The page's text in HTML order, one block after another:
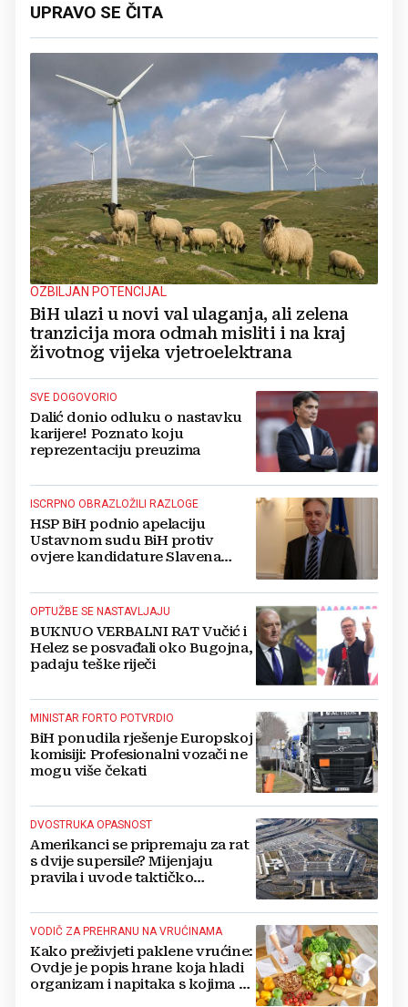
UPRAVO SE ČITA
OZBILJAN POTENCIJAL
BiH ulazi u novi val ulaganja, ali zelena
tranzicija mora odmah misliti i na kraj
životnog vijeka vjetroelektrana
SVE DOGOVORIO
Dalić donio odluku o nastavku
karijere! Poznato koju
reprezentaciju preuzima
ISCRPNO OBRAZLOŽILI RAZLOGE
HSP BiH podnio apelaciju
Ustavnom sudu BiH protiv
ovjere kandidature Slavena
OPTUŽBE SE NASTAVLJAJU
BUKNUO VERBALNI RAT Vučić i
Helez se posvađali oko Bugojna,
padaju teške riječi
MINISTAR FORTO POTVRDIO
BiH ponudila rješenje Europskoj
komisiji: Profesionalni vozači ne
mogu više čekati
DVOSTRUKA OPASNOST
Amerikanci se pripremaju za rat
s dvije supersile? Mijenjaju
pravila i uvode taktičko
VODIČ ZA PREHRANU NA VRUĆINAMA
Kako preživjeti paklene vrućine:
Ovdje je popis hrane koja hladi
organizam i napitaka s kojima si